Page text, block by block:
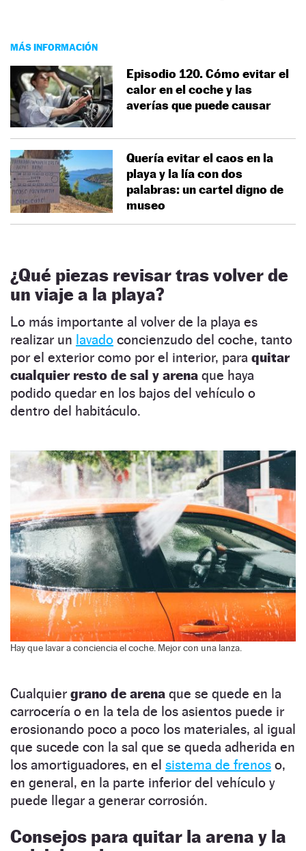
MÁS INFORMACIÓN
Episodio 120. Cómo evitar el
calor en el coche y las
averías que puede causar
Quería evitar el caos en la
playa y la lía con dos
palabras: un cartel digno de
museo
¿Qué piezas revisar tras volver de
un viaje a la playa?
Lo más importante al volver de la playa es
realizar un lavado concienzudo del coche, tanto
por el exterior como por el interior, para quitar
cualquier resto de sal y arena que haya
podido quedar en los bajos del vehículo o
dentro del habitáculo.
Hay que lavar a conciencia el coche. Mejor con una lanza.
Cualquier grano de arena que se quede en la
carrocería o en la tela de los asientos puede ir
erosionando poco a poco los materiales, al igual
que sucede con la sal que se queda adherida en
los amortiguadores, en el sistema de frenos o,
en general, en la parte inferior del vehículo y
puede llegar a generar corrosión.
Consejos para quitar la arena y la